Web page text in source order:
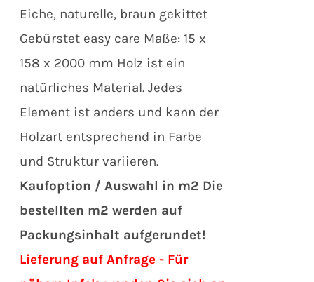
Eiche, naturelle, braun gekittet
Gebürstet easy care Maße: 15 x
158 x 2000 mm Holz ist ein
natürliches Material. Jedes
Element ist anders und kann der
Holzart entsprechend in Farbe
und Struktur variieren.
Kaufoption / Auswahl in m2 Die
bestellten m2 werden auf
Packungsinhalt aufgerundet!
Lieferung auf Anfrage - Für